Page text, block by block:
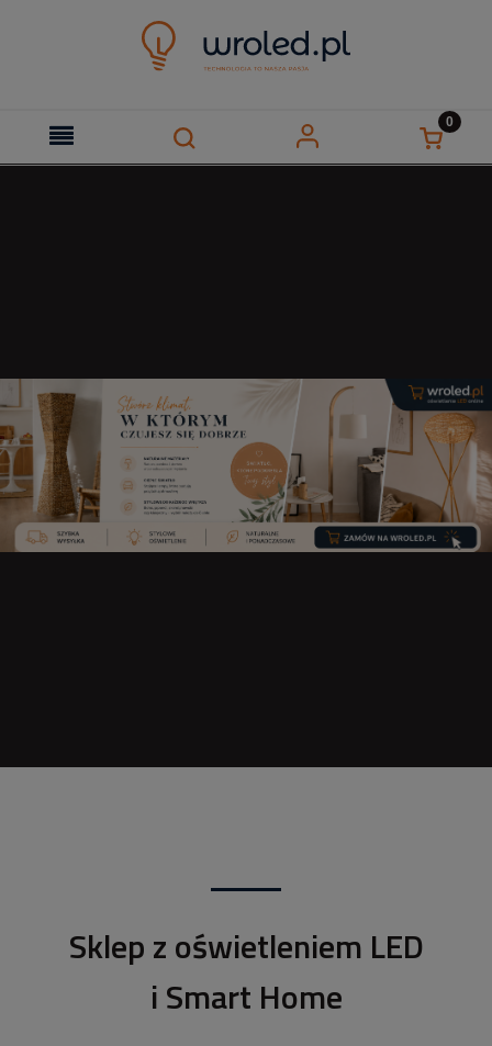
Sklep z oświetleniem LED
i Smart Home